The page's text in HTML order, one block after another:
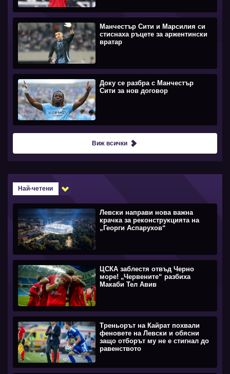
Манчестър Сити и Марсилия си
стиснаха ръцете за аржентински
вратар
Доку се разбра с Манчестър
Сити за нов договор
Виж всички
Най-четени
Левски направи нова важна
крачка за реконструкцията на
„Георги Аспарухов“
ЦСКА заблестя отвъд Черно
море! „Червените“ разбиха
Макаби Тел Авив
Треньорът на Кайрат похвали
феновете на Левски и обясни
защо отборът му не е стигнал до
равенството